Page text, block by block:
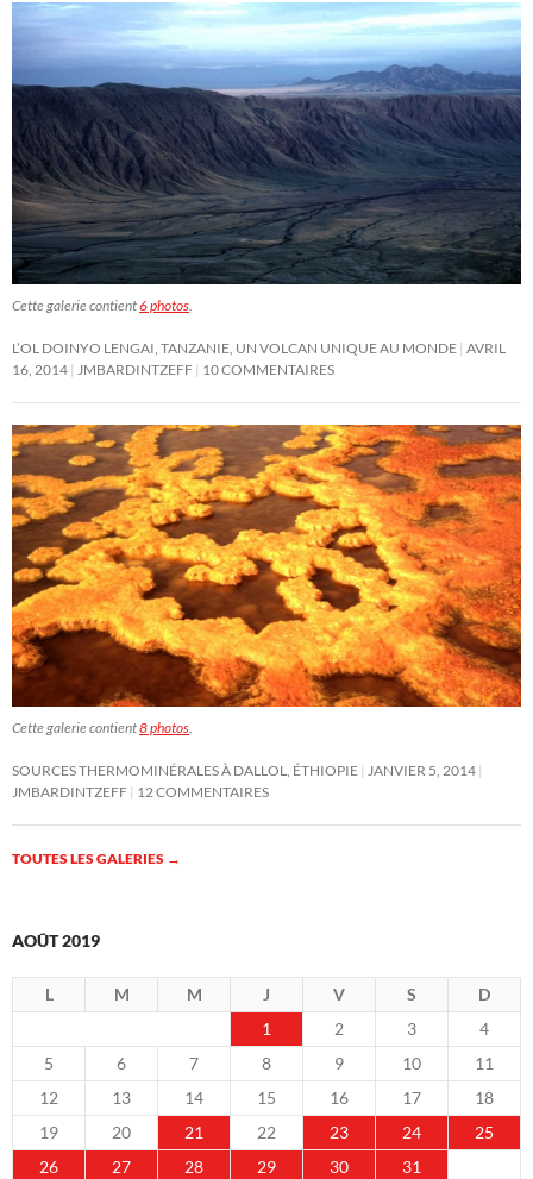
Cette galerie contient6 photos.
L’OL DOINYO LENGAI, TANZANIE, UN VOLCAN UNIQUE AU MONDE AVRIL
16, 2014 JMBARDINTZEFF 10 COMMENTAIRES
Cette galerie contient8 photos.
SOURCES THERMOMINÉRALES À DALLOL, ÉTHIOPIE JANVIER 5, 2014
JMBARDINTZEFF 12 COMMENTAIRES
TOUTES LES GALERIES →
AOÛT 2019
L M M J V S
D
1
2 3
4
5
6 7 8 9 10
11
12
13 14 15 16 17
18
19
20 21 22 23 24
25
26
27 28 29 30 31